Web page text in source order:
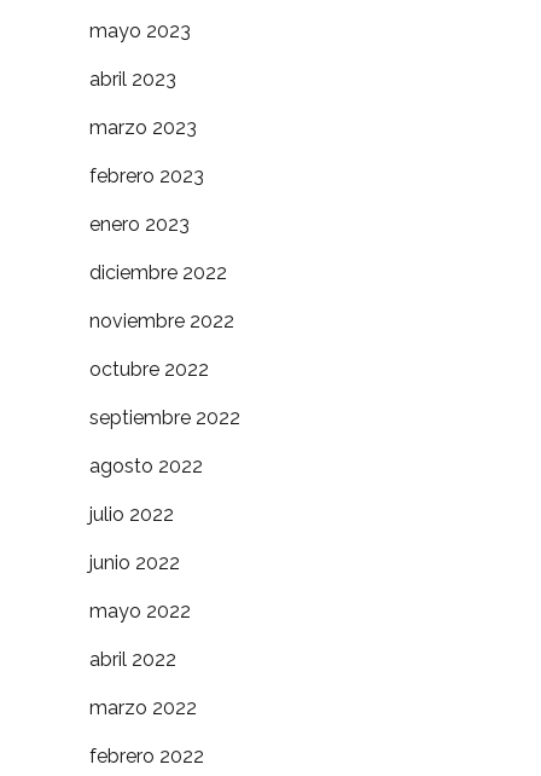
mayo 2023
abril 2023
marzo 2023
febrero 2023
enero 2023
diciembre 2022
noviembre 2022
octubre 2022
septiembre 2022
agosto 2022
julio 2022
junio 2022
mayo 2022
abril 2022
marzo 2022
febrero 2022